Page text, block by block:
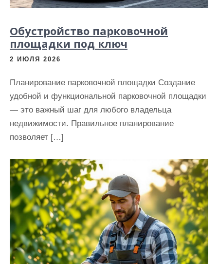
Обустройство парковочной
площадки под ключ
2 ИЮЛЯ 2026
Планирование парковочной площадки Создание
удобной и функциональной парковочной площадки
— это важный шаг для любого владельца
недвижимости. Правильное планирование
позволяет […]